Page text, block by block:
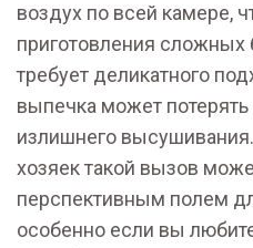
воздух по всей камере,
приготовления
требует деликатного
выпечка может потерять
излишнего
хозяек такой вызов
перспективным полем
особенно если вы